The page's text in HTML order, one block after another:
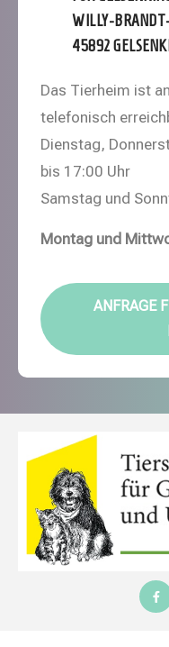
WILLY-
45892
Das Tierheim ist
telefonisch
Dienstag,
bis 17:00 Uhr
Samstag und
Montag und
ANFRAGE